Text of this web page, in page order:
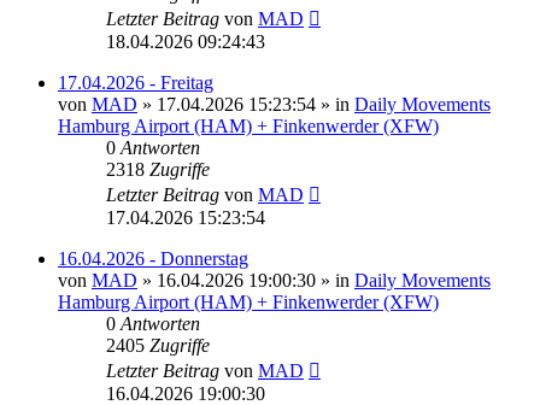
Letzter Beitrag von MAD
18.04.2026 09:24:43
17.04.2026 - Freitag
von MAD » 17.04.2026 15:23:54 » in Daily Movements
Hamburg Airport (HAM) + Finkenwerder (XFW)
0 Antworten
2318 Zugriffe
Letzter Beitrag von MAD
17.04.2026 15:23:54
16.04.2026 - Donnerstag
von MAD » 16.04.2026 19:00:30 » in Daily Movements
Hamburg Airport (HAM) + Finkenwerder (XFW)
0 Antworten
2405 Zugriffe
Letzter Beitrag von MAD
16.04.2026 19:00:30